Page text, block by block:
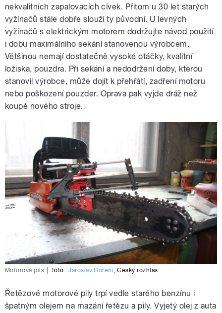
nekvalitních zapalovacích cívek. Přitom u 30 let starých
vyžínačů stále dobře slouží ty původní. U levných
vyžínačů s elektrickým motorem dodržujte návod použití
i dobu maximálního sekání stanovenou výrobcem.
Většinou nemají dostatečně vysoké otáčky, kvalitní
ložiska, pouzdra. Při sekání a nedodržení doby, kterou
stanovil výrobce, může dojít k přehřátí, zadření motoru
nebo poškození pouzder. Oprava pak vyjde dráž než
koupě nového stroje.
Motorová pila foto: Jaroslav Hoření,Český rozhlas
Řetězové motorové pily trpí vedle starého benzínu i
špatným olejem na mazání řetězu a pily. Vyjetý olej z auta